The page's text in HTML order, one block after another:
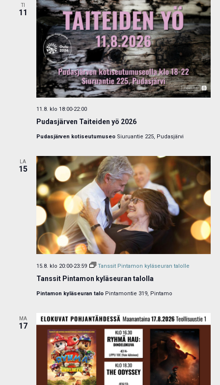
11
Pudasjärven Taiteiden yö 2026
11.8. klo 18:00-22:00
Pudasjärven kotiseutumuseo Siuruantie 225, Pudasjärvi
LA
15
Tanssit Pintamon kyläseuran talolla
15.8. klo 20:00-23:59 Tanssit Pintamon kyläseuran talolle
Pintamon kyläseuran talo Pintamontie 319, Pintamo
MA
17